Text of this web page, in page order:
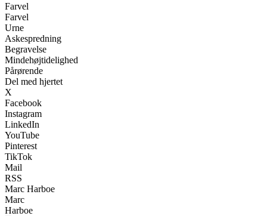
Farvel
Farvel
Urne
Askespredning
Begravelse
Mindehøjtidelighed
Pårørende
Del med hjertet
X
Facebook
Instagram
LinkedIn
YouTube
Pinterest
TikTok
Mail
RSS
Marc Harboe
Marc
Harboe